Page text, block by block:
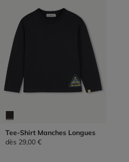
Tee-Shirt Manches Longues
dès 29,00 €